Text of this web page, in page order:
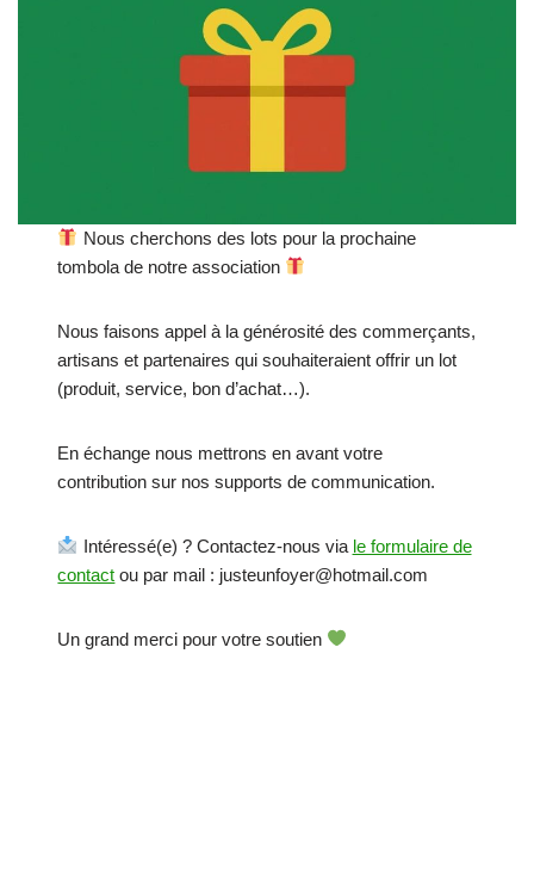
Nous cherchons des lots pour la prochaine
tombola de notre association
Nous faisons appel à la générosité des commerçants,
artisans et partenaires qui souhaiteraient offrir un lot
(produit, service, bon d’achat…).
En échange nous mettrons en avant votre
contribution sur nos supports de communication.
Intéressé(e) ? Contactez-nous via le formulaire de
contact ou par mail : justeunfoyer@hotmail.com
Un grand merci pour votre soutien